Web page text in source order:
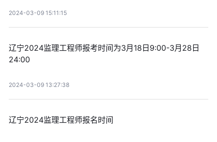
2024-03-09 15:11:15
辽宁2024监理工程师报考时间为3月18日9:00-3月28日
24:00
2024-03-09 13:27:38
辽宁2024监理工程师报名时间